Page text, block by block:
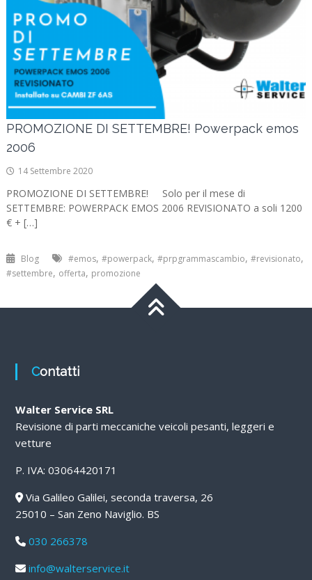
PROMOZIONE DI SETTEMBRE! Powerpack emos
2006
14 Settembre 2020
PROMOZIONE DI SETTEMBRE! Solo per il mese di
SETTEMBRE: POWERPACK EMOS 2006 REVISIONATO a soli 1200
€ + […]
Blog #emos, #powerpack, #prpgrammascambio, #revisionato,
#settembre, offerta, promozione
Contatti
Walter Service SRL
Revisione di parti meccaniche veicoli pesanti, leggeri e
vetture
P. IVA: 03064420171
Via Galileo Galilei, seconda traversa, 26
25010 – San Zeno Naviglio. BS
030 266378
info@walterservice.it